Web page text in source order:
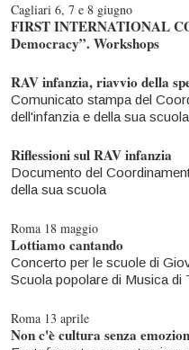
Cagliari 6, 7 e 8 giugno
FIRST INTERNATIONAL
Democracy”. Workshops
RAV infanzia, riavvio della
Comunicato stampa del
dell'infanzia e della sua scuola
Riflessioni sul RAV infanzia
Documento del
della sua scuola
Roma 18 maggio
Lottiamo cantando
Concerto per le scuole di
Scuola popolare di Musica di
Roma 13 aprile
Non c'è cultura senza